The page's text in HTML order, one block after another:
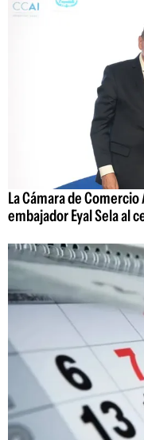
La Cámara de
embajador Eyal Sela al